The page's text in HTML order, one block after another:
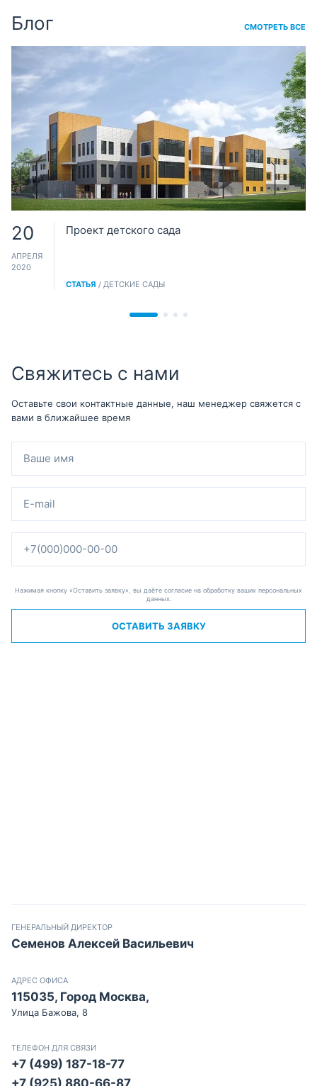
Блог СМОТРЕТЬ ВСЕ
20
АПРЕЛЯ
2020
Проект детского сада
СТАТЬЯ / ДЕТСКИЕ САДЫ
Свяжитесь с нами
Оставьте свои контактные данные, наш менеджер свяжется с
вами в ближайшее время
Нажимая кнопку «Оставить заявку», вы даёте согласие на обработку ваших персональных
данных.
ОСТАВИТЬ ЗАЯВКУ
ГЕНЕРАЛЬНЫЙ ДИРЕКТОР
Семенов Алексей Васильевич
АДРЕС ОФИСА
115035, Город Москва,
Улица Бажова, 8
ТЕЛЕФОН ДЛЯ СВЯЗИ
+7 (499) 187-18-77
+7 (925) 880-66-87